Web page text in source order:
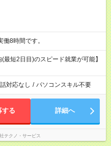
ち実働8時間です。
短2日目)のスピード就業が可能】
対応なし / パソコンスキル不要
する 詳細へ
テクノ・サービス